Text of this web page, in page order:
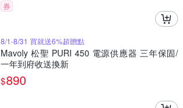
券
8/1-8/31 買就送6%超贈點
Mavoly 松聖 PURI 450 電源供應器 三年保固/
一年到府收送換新
$890